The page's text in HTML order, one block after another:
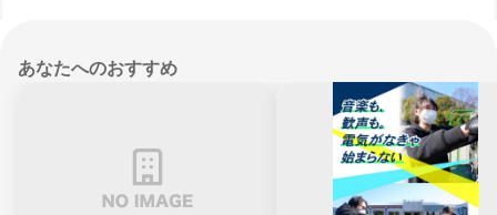
あなたへのおすすめ